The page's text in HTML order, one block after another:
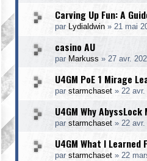
Carving Up Fun: A
par Lydialdwin » 21 mai
casino AU
par Markuss » 27 avr.
U4GM PoE 1 Mirage
par starmchaset » 22
U4GM Why
par starmchaset » 22
U4GM What I
par starmchaset » 22